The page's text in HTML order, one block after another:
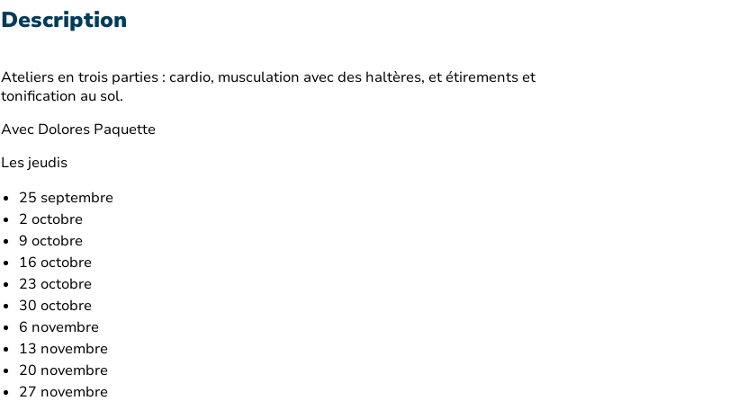
Description
Ateliers en trois parties : cardio, musculation avec des haltères, et étirements et
tonification au sol.
Avec Dolores Paquette
Les jeudis
25 septembre
2 octobre
9 octobre
16 octobre
23 octobre
30 octobre
6 novembre
13 novembre
20 novembre
27 novembre